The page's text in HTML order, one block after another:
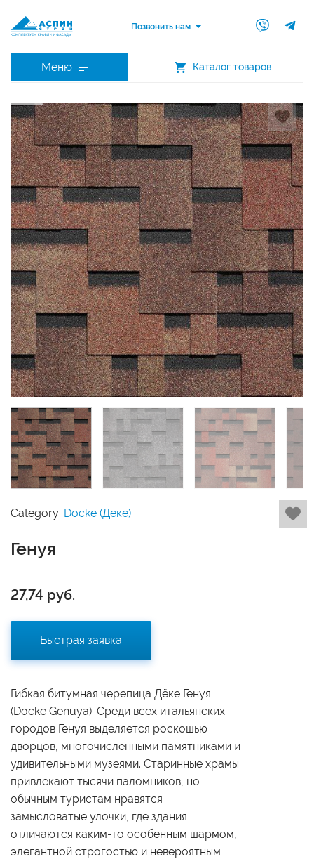
Позвонить нам
Меню Каталог товаров
Category: Docke (Дёке)
Генуя
27,74 руб.
Быстрая заявка
Гибкая битумная черепица Дёке Генуя
(Docke Genuya). Среди всех итальянских
городов Генуя выделяется роскошью
дворцов, многочисленными памятниками и
удивительными музеями. Старинные храмы
привлекают тысячи паломников, но
обычным туристам нравятся
замысловатые улочки, где здания
отличаются каким-то особенным шармом,
элегантной строгостью и невероятным